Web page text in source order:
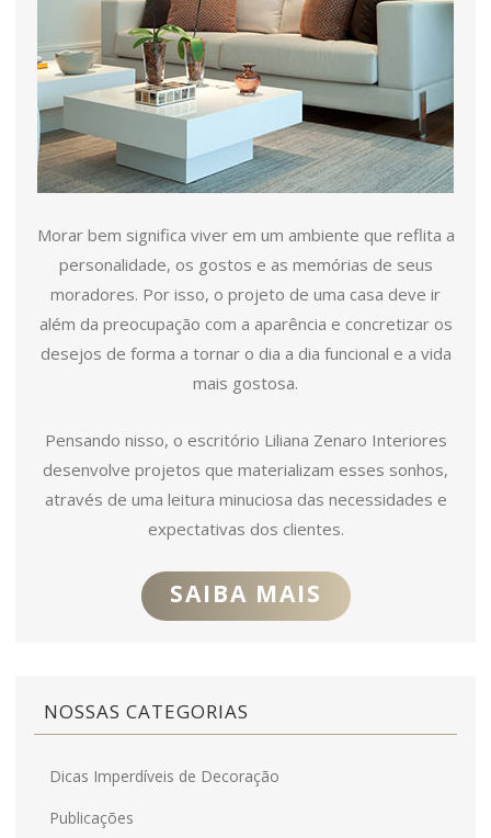
Morar bem significa viver em um ambiente que reflita a
personalidade, os gostos e as memórias de seus
moradores. Por isso, o projeto de uma casa deve ir
além da preocupação com a aparência e concretizar os
desejos de forma a tornar o dia a dia funcional e a vida
mais gostosa.
Pensando nisso, o escritório Liliana Zenaro Interiores
desenvolve projetos que materializam esses sonhos,
através de uma leitura minuciosa das necessidades e
expectativas dos clientes.
SAIBA MAIS
NOSSAS CATEGORIAS
Dicas Imperdíveis de Decoração
Publicações